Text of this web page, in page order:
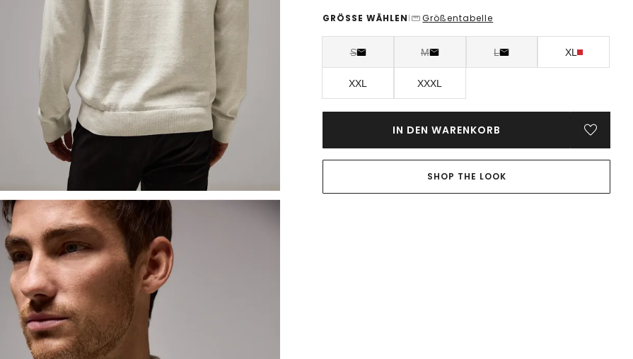
GRÖSSE WÄHLEN | Größentabelle
S M L XL
XXL XXXL
IN DEN WARENKORB
SHOP THE LOOK